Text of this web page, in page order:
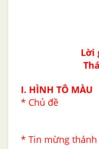
Lời
I. HÌNH TÔ MÀU
* Chủ đề
* Tin mừng thánh